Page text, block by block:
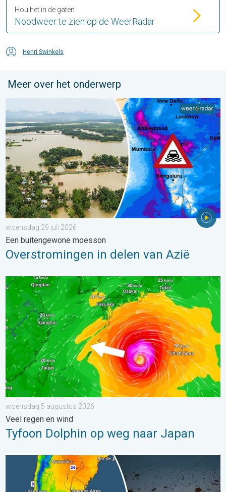
Noodweer te zien op de WeerRadar
Hou het in de gaten
Henri Swinkels
Meer over het onderwerp
Overstromingen in delen van Azië. Een buitengewone
woensdag 29 juli 2026
Een buitengewone moesson
Overstromingen in delen van Azië
Tyfoon Dolphin op weg naar Japan. Veel regen en wind. . .
woensdag 5 augustus 2026
Veel regen en wind
Tyfoon Dolphin op weg naar Japan
Wintergroet uit het zuidelijk halfrond. Veel sneeuw in de